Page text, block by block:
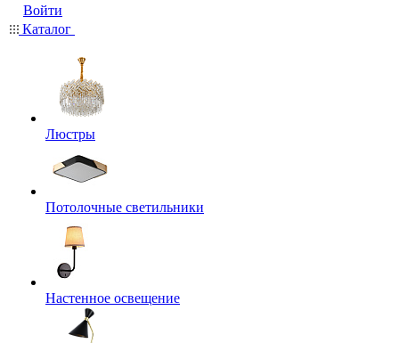
Войти
Каталог
Люстры
Потолочные светильники
Настенное освещение